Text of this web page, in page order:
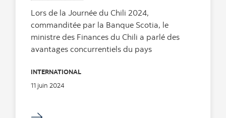
Lors de la Journée du Chili 2024,
commanditée par la Banque Scotia, le
ministre des Finances du Chili a parlé des
avantages concurrentiels du pays
INTERNATIONAL
11 juin 2024